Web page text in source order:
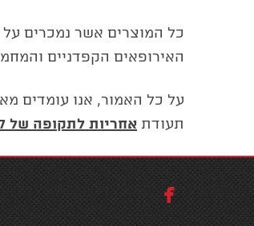
כל המוצרים אשר נמכרים על
האירופאים הקפדניים
על כל האמור, אנו עומדים
תעודת אחריות לתקופה של 3-7 שנים
